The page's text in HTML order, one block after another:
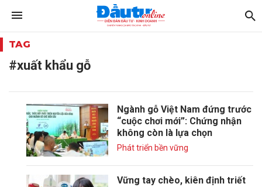
TAG
#xuất khẩu gỗ
Ngành gỗ Việt Nam đứng trước
“cuộc chơi mới”: Chứng nhận
không còn là lựa chọn
Phát triển bền vững
Vững tay chèo, kiên định triết